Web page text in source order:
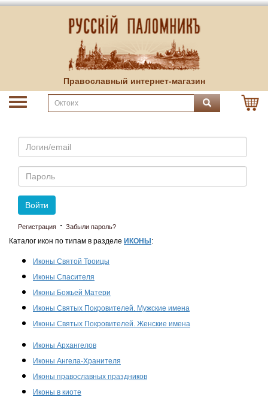
Православный интернет-магазин
Email
Пароль
Войти
Регистрация · Забыли пароль?
Каталог икон по типам в разделе ИКОНЫ :
Иконы Святой Троицы
Иконы Спасителя
Иконы Божьей Матери
Иконы Святых Покровителей. Мужские имена
Иконы Святых Покровителей. Женские имена
Иконы Архангелов
Иконы Ангела-Хранителя
Иконы православных праздников
Иконы в киоте